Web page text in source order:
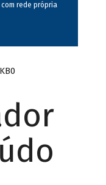
rede própria